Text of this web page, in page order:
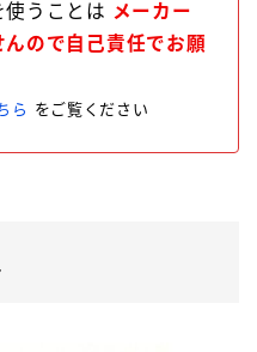
うことは メーカー
ので自己責任でお願
ら をご覧ください